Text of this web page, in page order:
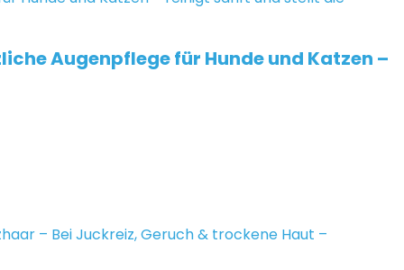
Augenpflege für Hunde und Katzen –